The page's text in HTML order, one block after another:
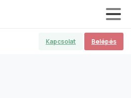
Kapcsolat Belépés